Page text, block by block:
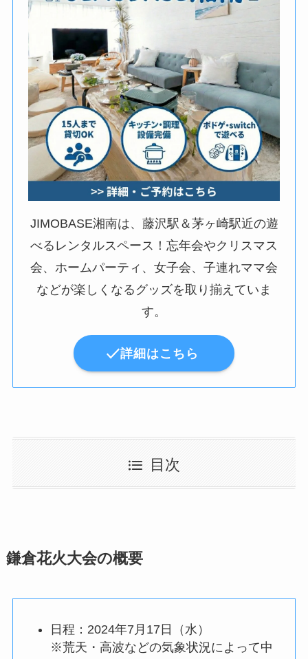
JIMOBASE湘南は、藤沢駅＆茅ヶ崎駅近の遊
べるレンタルスペース！忘年会やクリスマス
会、ホームパーティ、女子会、子連れママ会
などが楽しくなるグッズを取り揃えていま
す。
詳細はこちら
目次
鎌倉花火大会の概要
日程：2024年7月17日（水）
※荒天・高波などの気象状況によって中